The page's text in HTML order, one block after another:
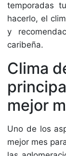
temporadas
hacerlo, el
y
caribeña.
Clima
mejor
Uno de los
mejor mes